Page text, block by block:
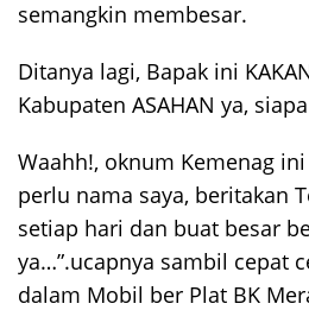
semangkin membesar.
Ditanya lagi, Bapak ini
Kabupaten ASAHAN ya,
Waahh!, oknum Kemenag
perlu nama saya, beritakan
setiap hari dan buat besar
ya…”.ucapnya sambil cepat
dalam Mobil ber Plat BK